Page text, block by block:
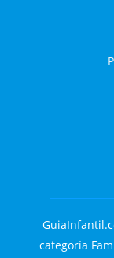
categoría